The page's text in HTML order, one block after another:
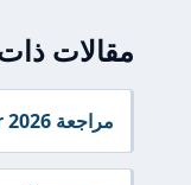
مقالات
مراجعة acer 2026: التنظيم، الأمان والمخاطر